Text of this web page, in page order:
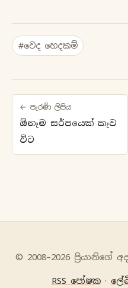
#වෙද හෙදකම්
← පැරණි ලිපිය
ඕනෑම සර්පයෙක් කෑව
විට
© 2008–2026
RSS පෝෂක·